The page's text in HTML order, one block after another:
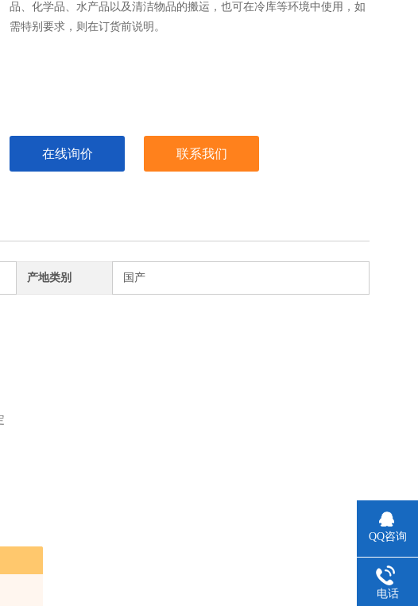
品、化学品、水产品以及清洁物品的搬运，也可在冷库等环境中使用，如
需特别要求，则在订货前说明。
在线询价 联系我们
产地类别 国产
QQ咨询
电话